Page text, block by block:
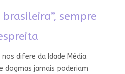
sempre
difere da Idade Média.
dogmas jamais poderiam